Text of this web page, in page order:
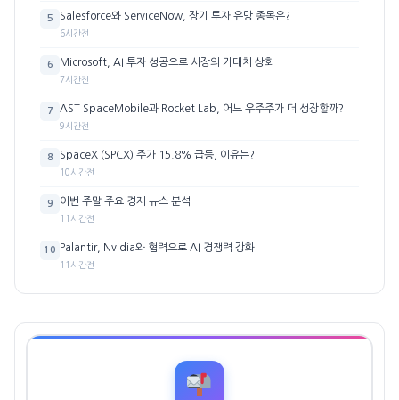
5 Salesforce와 ServiceNow, 장기 투자 유망 종목은?
6시간전
6 Microsoft, AI 투자 성공으로 시장의 기대치 상회
7시간전
7 AST SpaceMobile과 Rocket Lab, 어느 우주주가 더 성장할까?
9시간전
8 SpaceX (SPCX) 주가 15.8% 급등, 이유는?
10시간전
9 이번 주말 주요 경제 뉴스 분석
11시간전
10 Palantir, Nvidia와 협력으로 AI 경쟁력 강화
11시간전